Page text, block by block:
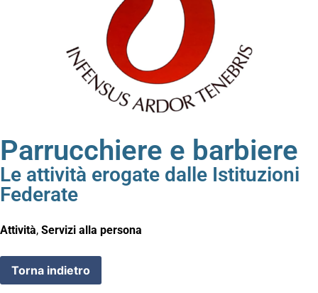
Parrucchiere e barbiere
Le attività erogate dalle Istituzioni
Federate
Attività, Servizi alla persona